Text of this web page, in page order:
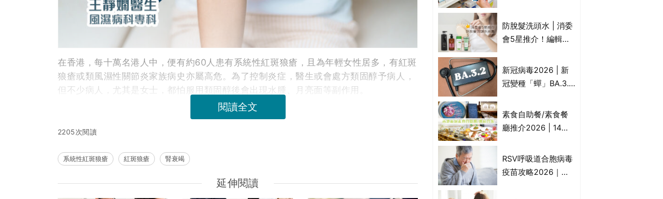
在香港，每十萬名港人中，便有約60人患有系統性紅斑狼瘡，且為年輕女性居多，有紅斑
狼瘡或類風濕性關節炎家族病史亦屬高危。為了控制炎症，醫生或會處方類固醇予病人，
但不少病人，尤其是女士，都怕服用類固醇後會出現水腫、月亮面等副作用。
閱讀全文
2205次閱讀
系統性紅斑狼瘡 紅斑狼瘡 腎衰竭
延伸閱讀
花籽油/花生油等)
法一覽表｜社區藥房
是甚麼？可以申請藥
防脫髮洗頭水 | 消委
會5星推介！編輯加
比較：位元堂、呂、
PANTOGAR、純素
新冠病毒2026 | 新
冠變種「蟬」BA.3.2
播、風險與預防方法
一文睇
素食自助餐/素食餐
廳推介2026 | 14間
中式/印度/東南亞/港
式/Fusion素食齋菜
RSV呼吸道合胞病毒
疫苗攻略2026｜